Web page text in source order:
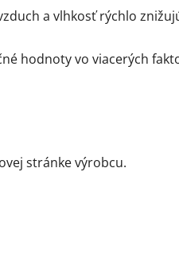
a vlhkosť rýchlo
hodnoty vo viacerých
stránke výrobcu.